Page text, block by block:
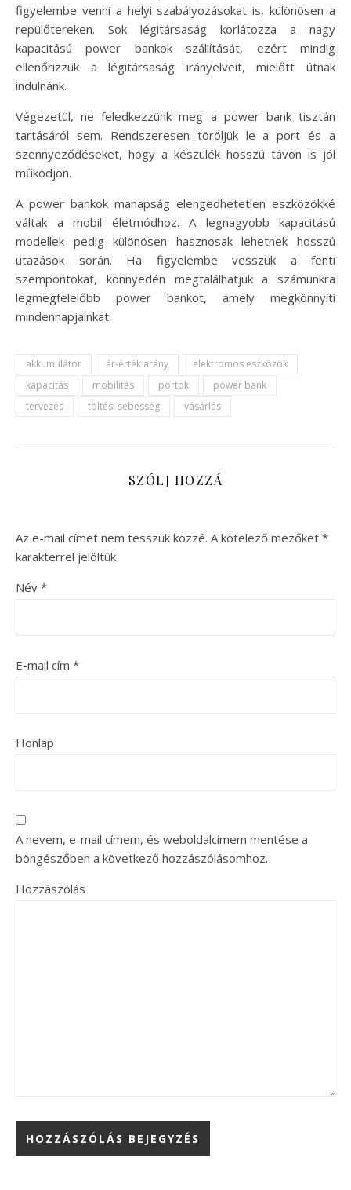
figyelembe venni a helyi szabályozásokat is, különösen a
repülőtereken. Sok légitársaság korlátozza a nagy
kapacitású power bankok szállítását, ezért mindig
ellenőrizzük a légitársaság irányelveit, mielőtt útnak
indulnánk.
Végezetül, ne feledkezzünk meg a power bank tisztán
tartásáról sem. Rendszeresen töröljük le a port és a
szennyeződéseket, hogy a készülék hosszú távon is jól
működjön.
A power bankok manapság elengedhetetlen eszközökké
váltak a mobil életmódhoz. A legnagyobb kapacitású
modellek pedig különösen hasznosak lehetnek hosszú
utazások során. Ha figyelembe vesszük a fenti
szempontokat, könnyedén megtalálhatjuk a számunkra
legmegfelelőbb power bankot, amely megkönnyíti
mindennapjainkat.
akkumulátor ár-érték arány
elektromos eszközök
kapacitás
mobilitás portok
power bank
tervezés
töltési sebesség vásárlás
SZÓLJ HOZZÁ
Az e-mail címet nem tesszük közzé. A kötelező mezőket *
karakterrel jelöltük
Név *
E-mail cím *
Honlap
A nevem, e-mail címem, és weboldalcímem mentése a
böngészőben a következő hozzászólásomhoz.
Hozzászólás